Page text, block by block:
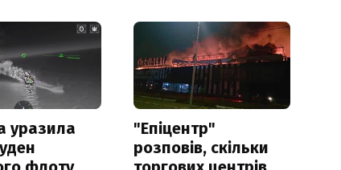
уразила
"Епіцентр"
розповів, скільки